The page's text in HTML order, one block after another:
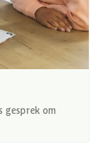
gesprek om